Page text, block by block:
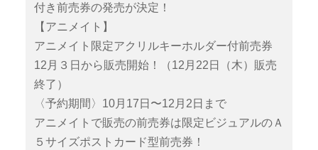
付き前売券の発売が決定！
【アニメイト】
アニメイト限定アクリルキーホルダー付前売券
12月３日から販売開始！（12月22日（木）販売
終了）
〈予約期間〉10月17日〜12月2日まで
アニメイトで販売の前売券は限定ビジュアルのＡ
５サイズポストカード型前売券！